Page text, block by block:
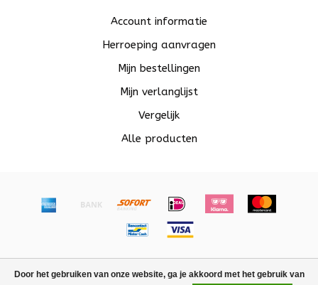
Door het gebruiken van onze website, ga je akkoord met het gebruik van
Account informatie
Herroeping aanvragen
Mijn bestellingen
Mijn verlanglijst
Vergelijk
Alle producten